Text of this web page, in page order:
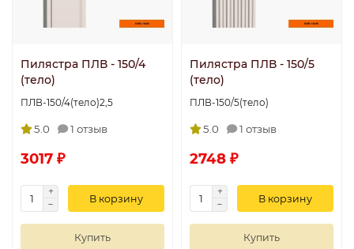
Пилястра ПЛВ - 150/4
(тело)
ПЛВ-150/4(тело)2,5
5.0 1 отзыв
3017 ₽
В корзину
Купить
Пилястра ПЛВ - 150/5
(тело)
ПЛВ-150/5(тело)
5.0 1 отзыв
2748 ₽
В корзину
Купить